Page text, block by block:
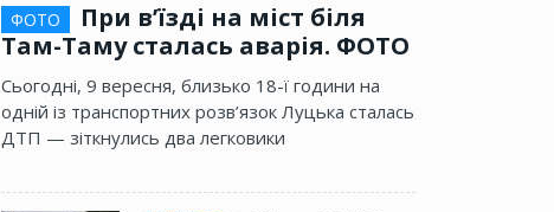
ФОТО
При в’їзді на міст біля
Там-Таму сталась аварія. ФОТО
Сьогодні, 9 вересня, близько 18-ї години на
одній із транспортних розв’язок Луцька сталась
ДТП — зіткнулись два легковики